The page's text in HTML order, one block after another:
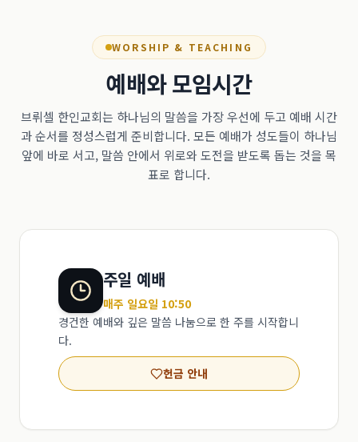
WORSHIP & TEACHING
예배와 모임시간
브뤼셀 한인교회는 하나님의 말씀을 가장 우선에 두고 예배 시간
과 순서를 정성스럽게 준비합니다. 모든 예배가 성도들이 하나님
앞에 바로 서고, 말씀 안에서 위로와 도전을 받도록 돕는 것을 목
표로 합니다.
주일 예배
매주 일요일 10:50
경건한 예배와 깊은 말씀 나눔으로 한 주를 시작합니
다.
헌금 안내